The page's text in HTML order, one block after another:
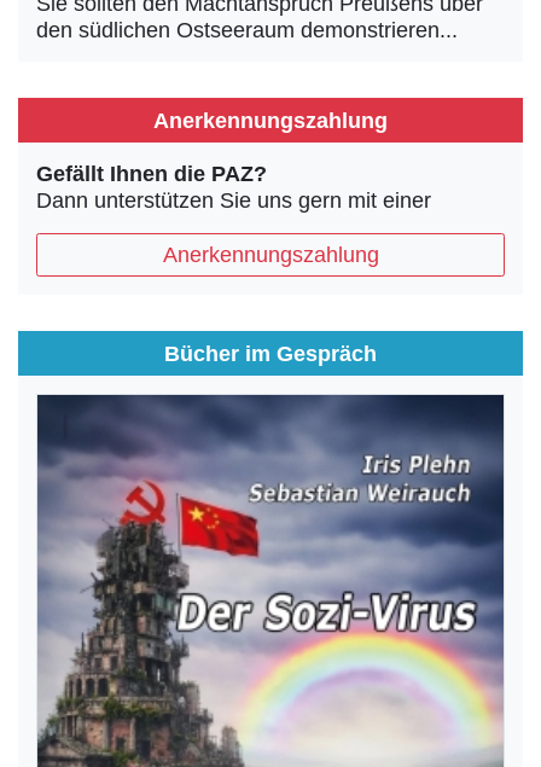
den südlichen Ostseeraum demonstrieren...
Anerkennungszahlung
Gefällt Ihnen die PAZ?
Dann unterstützen Sie uns gern mit einer
Anerkennungszahlung
Bücher im Gespräch